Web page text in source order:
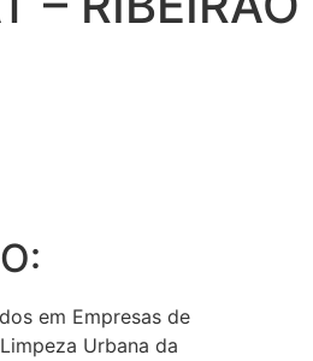
em Empresas de
Urbana da